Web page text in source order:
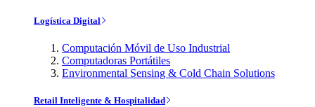
Logística Digital
Computación Móvil de Uso Industrial
Computadoras Portátiles
Environmental Sensing & Cold Chain Solutions
Retail Inteligente & Hospitalidad